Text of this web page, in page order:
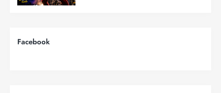
Facebook